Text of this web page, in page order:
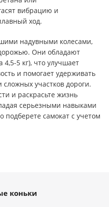
вибрацию и
ход.
надувными колесами,
Они обладают
5 кг), что улучшает
и помогает удерживать
участков дороги.
и раскрасьте жизнь
серьезными навыками
подберете самокат с учетом
коньки